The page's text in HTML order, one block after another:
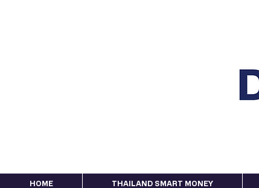
HOME THAILAND SMART MONEY